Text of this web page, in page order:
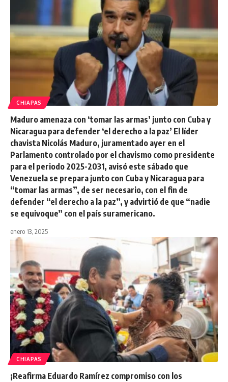
CHIAPAS
Maduro amenaza con ‘tomar las armas’ junto con Cuba y
Nicaragua para defender ‘el derecho a la paz’ El líder
chavista Nicolás Maduro, juramentado ayer en el
Parlamento controlado por el chavismo como presidente
para el periodo 2025-2031, avisó este sábado que
Venezuela se prepara junto con Cuba y Nicaragua para
“tomar las armas”, de ser necesario, con el fin de
defender “el derecho a la paz”, y advirtió de que “nadie
se equivoque” con el país suramericano.
enero 13, 2025
CHIAPAS
¡Reafirma Eduardo Ramírez compromiso con los